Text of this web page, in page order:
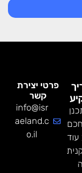
פרטי יצירת
קשר
info@isr
aeland.c
o.il